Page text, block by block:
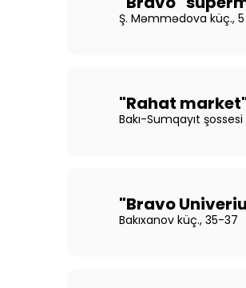
Ş. Məmmədova küç., 5
"Rahat
Bakı-Sumqayıt şossesi
"Bravo
Bakıxanov küç., 35-37